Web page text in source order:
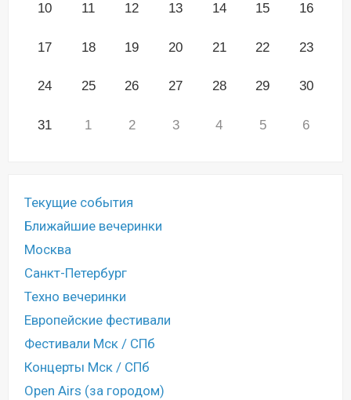
10 11 12 13 14 15 16
17 18 19 20 21 22 23
24 25 26 27 28 29 30
31 1 2 3 4 5 6
Текущие события
Ближайшие вечеринки
Москва
Санкт-Петербург
Техно вечеринки
Европейские фестивали
Фестивали Мск / СПб
Концерты Мск / СПб
Open Airs (за городом)